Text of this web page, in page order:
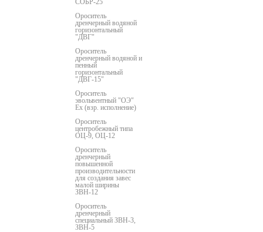
СОБР-25
Ороситель
дренчерный водяной
горизонтальный
"ДВГ"
Ороситель
дренчерный водяной и
пенный
горизонтальный
"ДВГ-15"
Ороситель
эвольвентный "ОЭ"
Ex (взр. исполнение)
Ороситель
центробежный типа
ОЦ-9, ОЦ-12
Ороситель
дренчерный
повышенной
производительности
для создания завес
малой ширины
ЗВН-12
Ороситель
дренчерный
специальный ЗВН-3,
ЗВН-5